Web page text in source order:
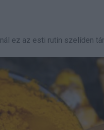
ez az esti rutin szelíden